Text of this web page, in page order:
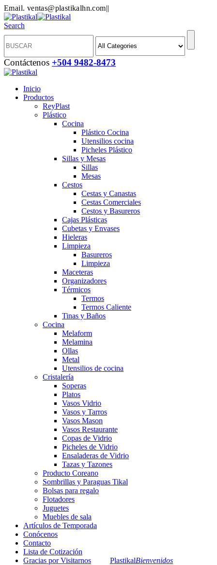
Email. ventas@plastikalhn.com||
Search
Contáctenos +504 9482-8473
Inicio
Productos
ReyPlast
Plástico
Cocina
Plástico Cocina
Utensilios cocina
Picheles Plástico
Sillas y Mesas
Sillas
Mesas
Cestos
Cestas y Canastas
Cestas Comerciales
Cestos y Basureros
Cajas Plásticas
Cubetas y Envases
Hieleras
Limpieza
Basureros
Limpieza
Maceteras
Organizadores
Térmicos
Termos
Termos Caliente
Tinas y Baños
Cocina
Melaform
Melamina
Ollas
Metal
Utensilios de cocina
Cristalería
Soperas
Platos
Vasos Vidrio
Vasos y Tarros
Vasos Mason
Vasos Restaurante
Copas de Vidrio
Picheles de Vidrio
Ensaladeras de Vidrio
Tazas y Tazones
Producto Coreano
Sombrillas y Paraguas Tikal
Bolsas para regalo
Flotadores
Juguetes
Muebles de sala
Artículos de Temporada
Conócenos
Contacto
Lista de Cotización
Gracias por Visitarnos
PlastikalBienvenidos